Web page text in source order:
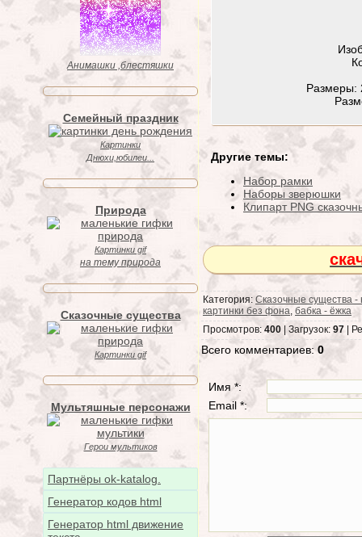
Анимашки ,блестяшки
Семейный праздник
Картинки
Днюхи,юбилеи...
Природа
Картинки gif
на тему природа
Сказочные существа
Картинки gif
Мультяшные персонажи
Герои мультиков
Партнёры ok-katalog.
Генератор кодов html
Генератор html движение
Размеры:
Другие темы:
Набор рамки
Наборы зверюшки
Клипарт PNG
Категория: Сказочные существа -
картинки без фона, бабка - ёжка
Просмотров: 400 | Загрузок: 97 |
Всего комментариев:0
Имя *:
Email *: